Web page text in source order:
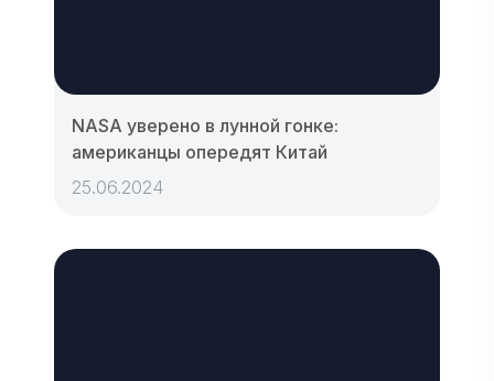
NASA уверено в лунной гонке:
американцы опередят Китай
25.06.2024